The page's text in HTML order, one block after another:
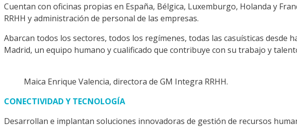
Cuentan con oficinas propias en España, Bélgica, Luxemburgo, Holanda y
RRHH y admi­nistración de personal de las empresas.
Abarcan todos los sectores, todos los regímenes, todas las casuísticas desde
Madrid, un equipo humano y cualificado que contribuye con su trabajo y
Maica Enrique Valencia, directora de GM Integra RRHH.
CONECTIVIDAD Y TECNOLOGÍA
Desarrollan e implantan soluciones innovadoras de gestión de recursos